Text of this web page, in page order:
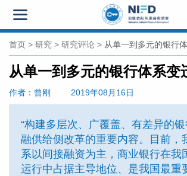
首页 > 研究 > 研究评论 > 从单一到多元的银行
从单一到多元的银行体系变
作者 ：曾刚 2019年08月16日
“构建多层次、广覆盖、有差异的银
融供给侧改革的重要内容。目前，
系以间接融资为主，商业银行在我
运行中占据主导地位、是我国最重